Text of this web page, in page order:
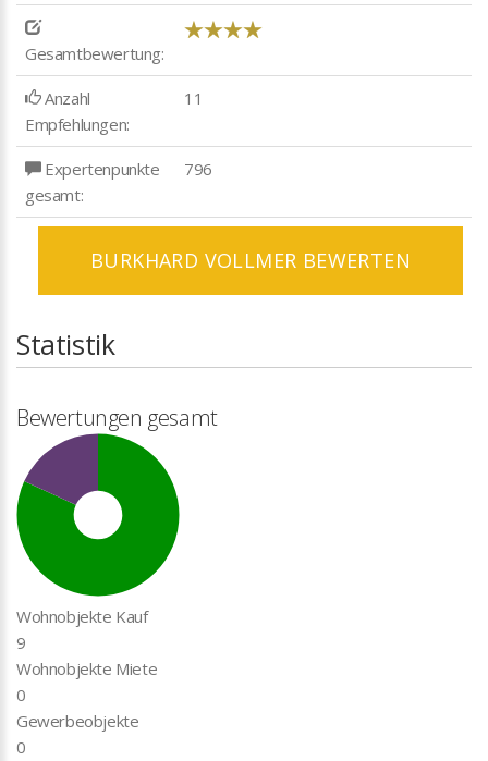
Gesamtbewertung:
Anzahl
Empfehlungen:
11
Expertenpunkte
gesamt:
796
BURKHARD VOLLMER BEWERTEN
Statistik
Bewertungen gesamt
Wohnobjekte Kauf
9
Wohnobjekte Miete
0
Gewerbeobjekte
0